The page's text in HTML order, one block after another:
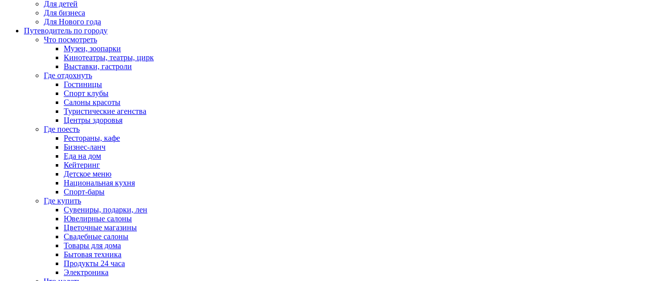
Для детей
Для бизнеса
Для Нового года
Путеводитель по городу
Что посмотреть
Музеи, зоопарки
Кинотеатры, театры, цирк
Выставки, гастроли
Где отдохнуть
Гостиницы
Спорт клубы
Салоны красоты
Туристические агенства
Центры здоровья
Где поесть
Рестораны, кафе
Бизнес-ланч
Еда на дом
Кейтеринг
Детское меню
Национальная кухня
Спорт-бары
Где купить
Сувениры, подарки, лен
Ювелирные салоны
Цветочные магазины
Свадебные салоны
Товары для дома
Бытовая техника
Продукты 24 часа
Электроника